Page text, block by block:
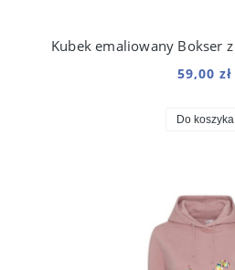
59,00 zł
Do koszyka